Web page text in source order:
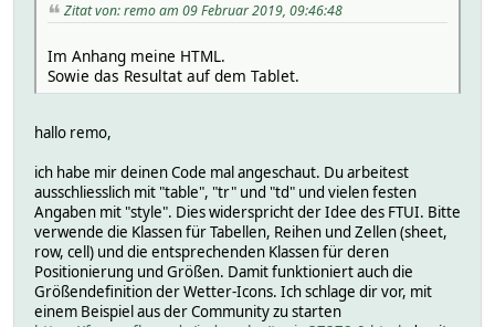
Zitat von: remo am 09 Februar 2019, 09:46:48
Im Anhang meine HTML.
Sowie das Resultat auf dem Tablet.
hallo remo,
ich habe mir deinen Code mal angeschaut. Du arbeitest
ausschliesslich mit "table", "tr" und "td" und vielen festen
Angaben mit "style". Dies widerspricht der Idee des FTUI. Bitte
verwende die Klassen für Tabellen, Reihen und Zellen (sheet,
row, cell) und die entsprechenden Klassen für deren
Positionierung und Größen. Damit funktioniert auch die
Größendefinition der Wetter-Icons. Ich schlage dir vor, mit
einem Beispiel aus der Community zu starten